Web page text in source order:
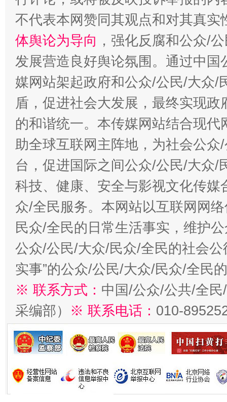
不代表本网赞同其观点和对其真实
体舆论为导向 ，强化反腐和公众/
发展营造良好舆论氛围。通过中
媒网站架起政府和公众/公民/大众/
盾，促进社会大发展，最终实现
的和谐统一。本传媒网站结合现
助全球互联网主阵地，为社会公
台，促进国际之间公众/公民/大众/
科技、健康、安全与影视文化传
众/全民服务。本网站以互联网网
民众/全民的日常生活事实，维护
公众/公民/大众/民众/全民的社会公
实事”的公众/公民/大众/民众/全民
※ 联系方式： 中国/公众/公共/全
采编部） ※ 联系电话： 010-